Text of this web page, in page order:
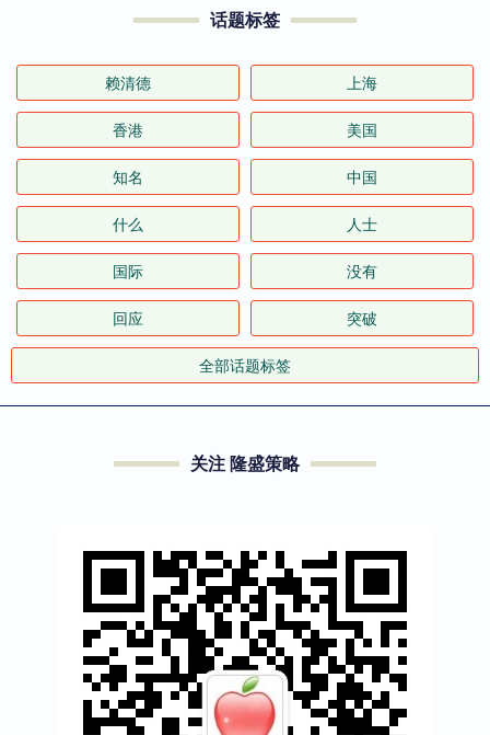
话题标签
赖清德 上海
香港 美国
知名 中国
什么 人士
国际 没有
回应 突破
全部话题标签
关注 隆盛策略